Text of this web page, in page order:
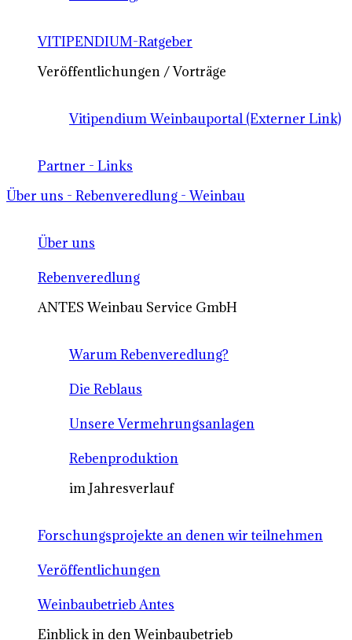
VITIPENDIUM-Ratgeber
Veröffentlichungen / Vorträge
Vitipendium Weinbauportal (Externer Link)
Partner - Links
Über uns - Rebenveredlung - Weinbau
Über uns
Rebenveredlung
ANTES Weinbau Service GmbH
Warum Rebenveredlung?
Die Reblaus
Unsere Vermehrungsanlagen
Rebenproduktion
im Jahresverlauf
Forschungsprojekte an denen wir teilnehmen
Veröffentlichungen
Weinbaubetrieb Antes
Einblick in den Weinbaubetrieb